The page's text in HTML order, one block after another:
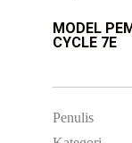
MODEL
CYCLE 7E
Penulis